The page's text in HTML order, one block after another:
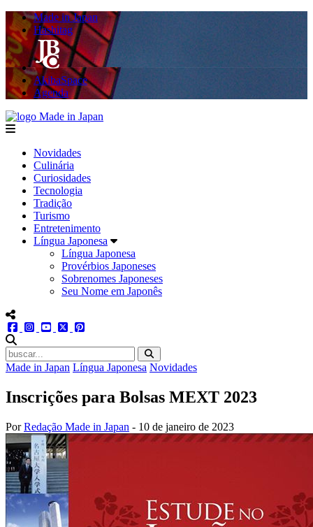
Made in Japan
Hashitag
AkibaSpace
Agenda
menu
Novidades
Culinária
Curiosidades
Tecnologia
Tradição
Turismo
Entretenimento
Língua Japonesa
Língua Japonesa
Provérbios Japoneses
Sobrenomes Japoneses
Seu Nome em Japonês
menu redes social
facebookinstagram
youtube
twitter
Made in Japan Língua Japonesa Novidades
Inscrições para Bolsas MEXT 2023
PorRedação Made in Japan - 10 de janeiro de 2023